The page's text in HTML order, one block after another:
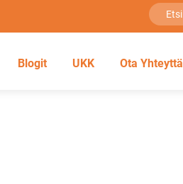
Blogit UKK Ota Yhteyttä